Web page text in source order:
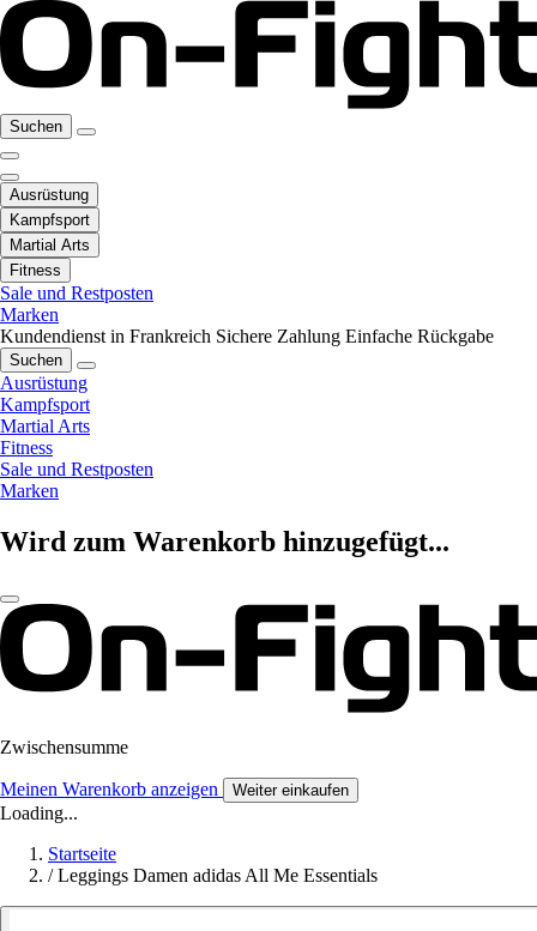
Suchen
Ausrüstung
Kampfsport
Martial Arts
Fitness
Sale und Restposten
Marken
Kundendienst in Frankreich Sichere Zahlung Einfache Rückgabe
Suchen
Ausrüstung
Kampfsport
Martial Arts
Fitness
Sale und Restposten
Marken
Wird zum Warenkorb hinzugefügt...
Zwischensumme
Meinen Warenkorb anzeigen Weiter einkaufen
Loading...
Startseite
/ Leggings Damen adidas All Me Essentials